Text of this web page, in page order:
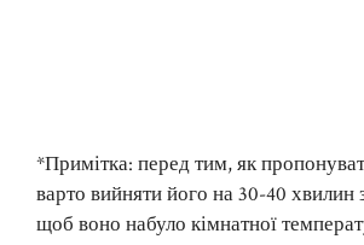
*Примітка: перед тим, як
варто вийняти його на 30-40 хвилин
щоб воно набуло кімнатної